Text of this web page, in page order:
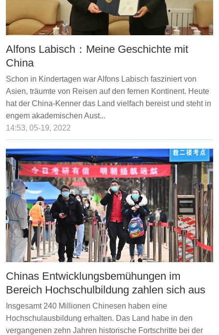
Alfons Labisch：Meine Geschichte mit
China
Schon in Kindertagen war Alfons Labisch fasziniert von
Asien, träumte von Reisen auf den fernen Kontinent. Heute
hat der China-Kenner das Land vielfach bereist und steht in
engem akademischen Aust...
14:53, 05-19, 2022
Chinas Entwicklungsbemühungen im
Bereich Hochschulbildung zahlen sich aus
Insgesamt 240 Millionen Chinesen haben eine
Hochschulausbildung erhalten. Das Land habe in den
vergangenen zehn Jahren historische Fortschritte bei der